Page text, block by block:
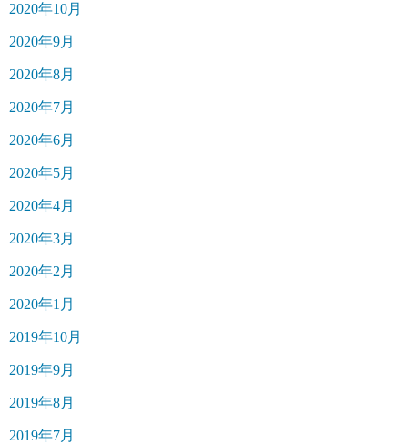
2020年10月
2020年9月
2020年8月
2020年7月
2020年6月
2020年5月
2020年4月
2020年3月
2020年2月
2020年1月
2019年10月
2019年9月
2019年8月
2019年7月